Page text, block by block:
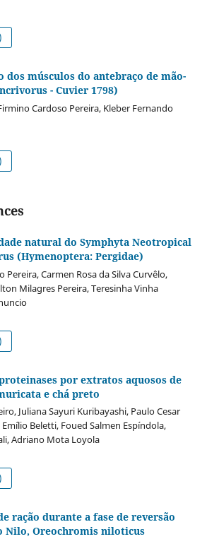
músculos do antebraço de mão-
- Cuvier 1798)
Cardoso Pereira, Kleber Fernando
natural do Symphyta Neotropical
(Hymenoptera: Pergidae)
Pereira, Carmen Rosa da Silva Curvêlo,
Milagres Pereira, Teresinha Vinha
por extratos aquosos de
e chá preto
Juliana Sayuri Kuribayashi, Paulo Cesar
Beletti, Foued Salmen Espíndola,
Adriano Mota Loyola
ração durante a fase de reversão
Nilo, Oreochromis niloticus